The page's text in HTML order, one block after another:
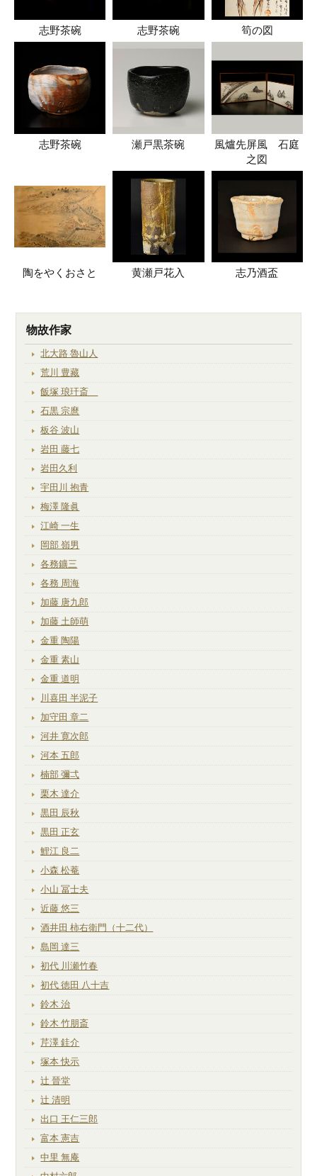
志野茶碗 志野茶碗 筍の図
志野茶碗 瀬戸黒茶碗
風爐先屏風 石庭
之図
陶をやくおさと 黄瀬戸花入 志乃酒盃
物故作家
北大路 魯山人
荒川 豊藏
飯塚 琅玕斎
石黒 宗麿
板谷 波山
岩田 藤七
岩田久利
宇田川 抱青
梅澤 隆眞
江崎 一生
岡部 嶺男
各務鑛三
各務 周海
加藤 唐九郎
加藤 土師萌
金重 陶陽
金重 素山
金重 道明
川喜田 半泥子
加守田 章二
河井 寛次郎
河本 五郎
楠部 彌弌
栗木 達介
黒田 辰秋
黒田 正玄
鯉江 良二
小森 松菴
小山 冨士夫
近藤 悠三
酒井田 柿右衛門（十二代）
島岡 達三
初代 川瀬竹春
初代 徳田 八十吉
鈴木 治
鈴木 竹朋斎
芹澤 銈介
塚本 快示
辻 晉堂
辻 清明
出口 王仁三郎
富本 憲吉
中里 無庵